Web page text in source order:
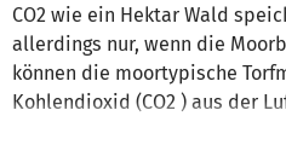
CO2 wie ein Hektar Wald
allerdings nur, wenn die
können die moortypische
Kohlendioxid (CO2 ) aus der